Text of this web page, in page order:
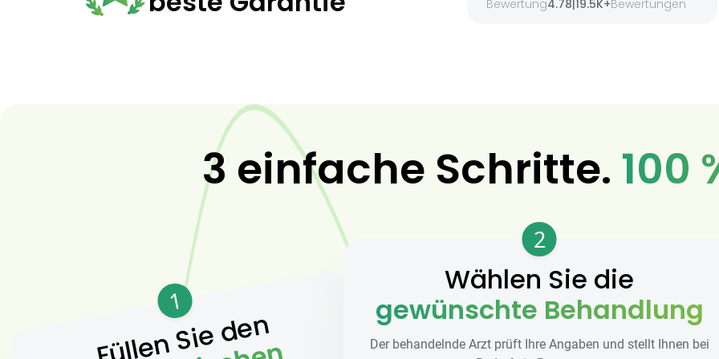
Bewertung4.78|19.5K+Bewertungen
3 einfache Schritte. 100
1
Füllen Sie den
2
Wählen Sie die
gewünschte Behandlung
Der behandelnde Arzt prüft Ihre Angaben und stellt Ihnen bei